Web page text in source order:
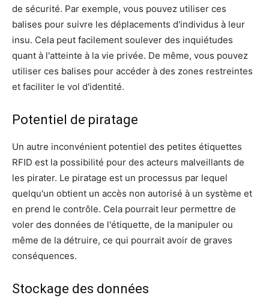
de sécurité. Par exemple, vous pouvez utiliser ces
balises pour suivre les déplacements d'individus à leur
insu. Cela peut facilement soulever des inquiétudes
quant à l'atteinte à la vie privée. De même, vous pouvez
utiliser ces balises pour accéder à des zones restreintes
et faciliter le vol d'identité.
Potentiel de piratage
Un autre inconvénient potentiel des petites étiquettes
RFID est la possibilité pour des acteurs malveillants de
les pirater. Le piratage est un processus par lequel
quelqu'un obtient un accès non autorisé à un système et
en prend le contrôle. Cela pourrait leur permettre de
voler des données de l'étiquette, de la manipuler ou
même de la détruire, ce qui pourrait avoir de graves
conséquences.
Stockage des données